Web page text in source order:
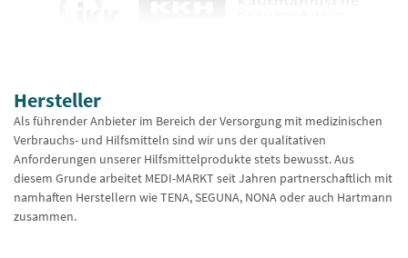
Hersteller
Als führender Anbieter im Bereich der Versorgung mit medizinischen
Verbrauchs- und Hilfsmitteln sind wir uns der qualitativen
Anforderungen unserer Hilfsmittelprodukte stets bewusst. Aus
diesem Grunde arbeitet MEDI-MARKT seit Jahren partnerschaftlich mit
namhaften Herstellern wie TENA, SEGUNA, NONA oder auch Hartmann
zusammen.